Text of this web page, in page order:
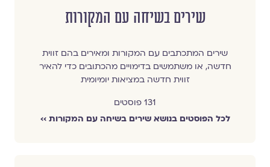
שירים בשיחה עם המקורות
שירים המתכתבים עם המקורות ומאירים בהם זווית
חדשה, או משתמשים בדימויים מהכתובים כדי להאיר
זווית חדשה במציאות יומיומית
131 פוסטים
לכל הפוסטים בנושא שירים בשיחה עם המקורות ››